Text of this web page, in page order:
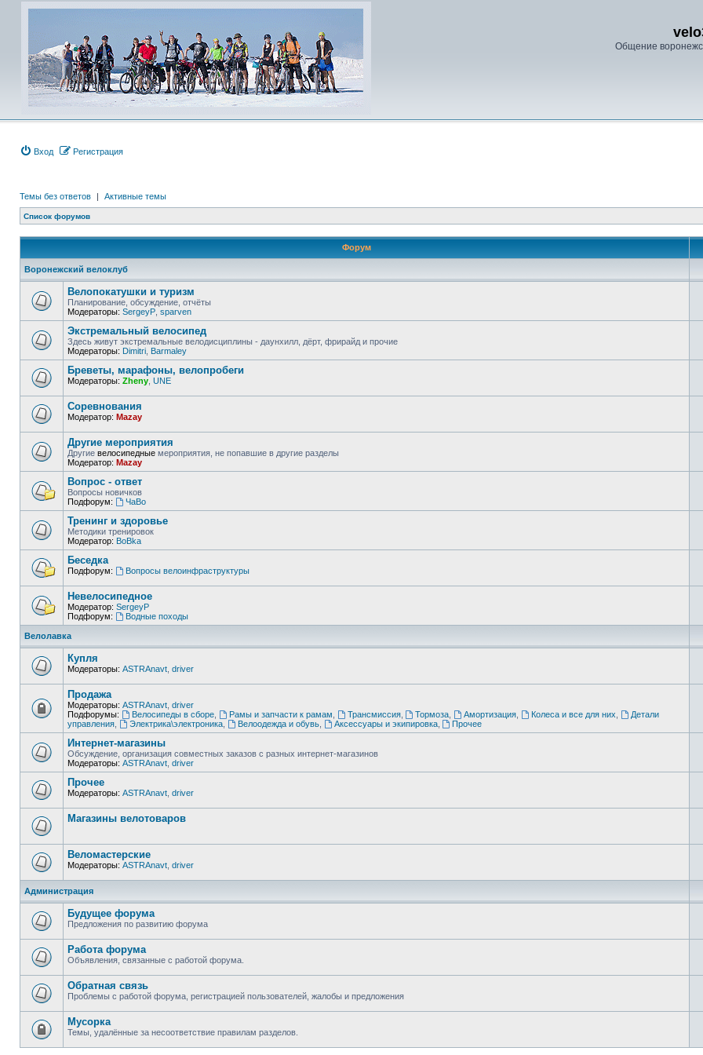
Общение
Вход Регистрация
Темы без ответов | Активные темы
Список форумов
Форум
Воронежский велоклуб
Велопокатушки и туризм
Планирование, обсуждение, отчёты
Модераторы: SergeyP sparven
Экстремальный велосипед
Здесь живут экстремальные велодисциплины - даунхилл, дёрт, фрирайд и прочие
Модераторы: Dimitri Barmaley
Бреветы, марафоны, велопробеги
Модераторы: Zheny UNE
Соревнования
Модератор: Mazay
Другие мероприятия
Другие велосипедные мероприятия, не попавшие в другие разделы
Модератор: Mazay
Вопрос - ответ
Вопросы новичков
Подфорум:
ЧаВо
Тренинг и здоровье
Методики тренировок
Модератор: BoBka
Беседка
Подфорум: Вопросы велоинфраструктуры
Невелосипедное
Модератор: SergeyP
Подфорум:
Водные походы
Велолавка
Купля
Модераторы: ASTRAnavt driver
Продажа
Модераторы: ASTRAnavt driver
Подфорумы:
Велосипеды в сборе, Рамы и запчасти к рамам Трансмиссия, Тормоза Амортизация Колеса и все для них
Детали
управления
Электрика\электроника, Велоодежда и обувь, Аксессуары и экипировка, Прочее
Интернет-магазины
Обсуждение, организация совместных заказов с разных интернет-магазинов
Модераторы: ASTRAnavt driver
Прочее
Модераторы: ASTRAnavt driver
Магазины велотоваров
Веломастерские
Модераторы: ASTRAnavt driver
Администрация
Будущее форума
Предложения по развитию форума
Работа форума
Объявления, связанные с работой форума.
Обратная связь
Проблемы с работой форума, регистрацией пользователей, жалобы и предложения
Мусорка
Темы, удалённые за несоответствие правилам разделов.